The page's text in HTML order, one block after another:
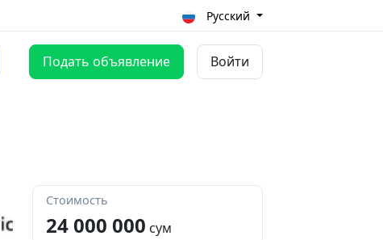
Русский
Подать объявление Войти
Стоимость
24 000 000 сум